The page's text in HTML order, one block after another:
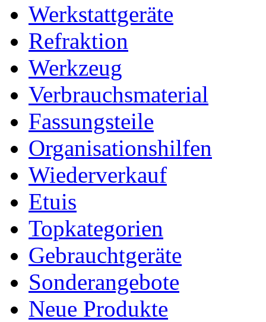
Werkstattgeräte
Refraktion
Werkzeug
Verbrauchsmaterial
Fassungsteile
Organisationshilfen
Wiederverkauf
Etuis
Topkategorien
Gebrauchtgeräte
Sonderangebote
Neue Produkte